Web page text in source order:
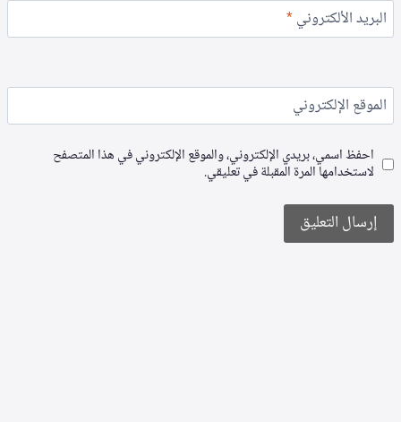
البريد الألكتروني*
الموقع الإلكتروني
احفظ اسمي، بريدي الإلكتروني، والموقع الإلكتروني في هذا المتصفح
لاستخدامها المرة المقبلة في تعليقي.